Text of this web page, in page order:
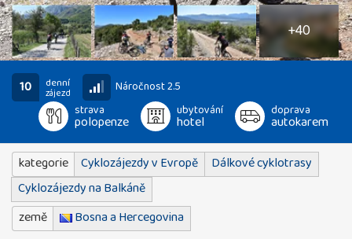
+40
10 denní
zájezd
Náročnost 2.5
strava
polopenze
ubytování
hotel
doprava
autokarem
kategorie Cyklozájezdy v Evropě
Dálkové cyklotrasy
Cyklozájezdy na Balkáně
země
Bosna a Hercegovina